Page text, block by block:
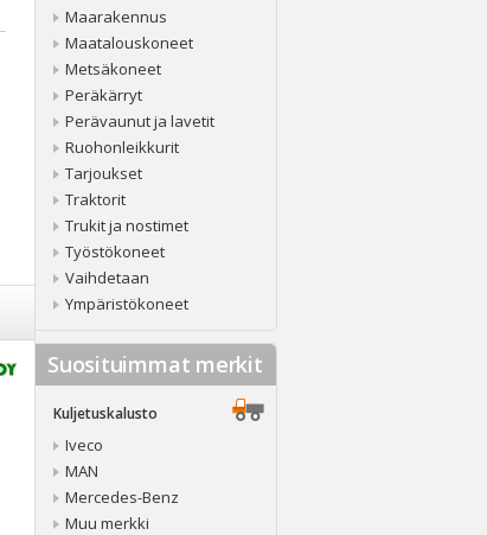
Maarakennus
Maatalouskoneet
Metsäkoneet
Peräkärryt
Perävaunut ja lavetit
Ruohonleikkurit
Tarjoukset
Traktorit
Trukit ja nostimet
Työstökoneet
Vaihdetaan
Ympäristökoneet
Suosituimmat merkit
Kuljetuskalusto
Iveco
MAN
Mercedes-Benz
Muu merkki